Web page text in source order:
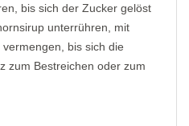
bis sich der Zucker gelöst
unterrühren, mit
bis sich die
zum Bestreichen oder zum